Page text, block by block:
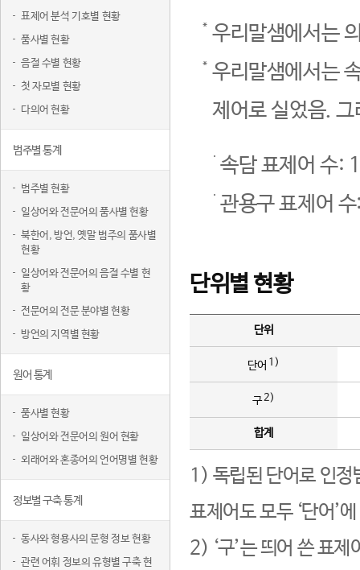
표제어 분석 기호별 현황
품사별 현황
음절 수별 현황
첫 자모별 현황
다의어 현황
범주별 통계
범주별 현황
일상어와 전문어의 품사별 현황
북한어, 방언, 옛말 범주의 품사별
현황
일상어와 전문어의 음절 수별 현
황
전문어의 전문 분야별 현황
방언의 지역별 현황
원어 통계
품사별 현황
일상어와 전문어의 원어 현황
외래어와 혼종어의 언어명별 현황
정보별 구축 통계
동사와 형용사의 문형 정보 현황
관련 어휘 정보의 유형별 구축 현
우리말샘에서는
우리말샘에서는
제어로 실었음.
속담 표제어 수:
관용구 표제어
단위별 현황
단위
단어 1)
구2)
합계
1) 독립된 단어로 인정
표제어도 모두 ‘단어’
2) ‘구’는 띄어 쓴 표